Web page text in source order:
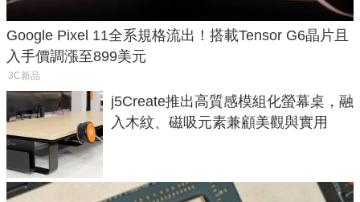
Google Pixel 11全系規格流出！搭載Tensor G6晶片且
入手價調漲至899美元
3C新品
j5Create推出高質感模組化螢幕桌，融
入木紋、磁吸元素兼顧美觀與實用